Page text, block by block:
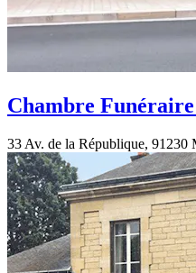
Chambre
33 Av. de la République, 91230